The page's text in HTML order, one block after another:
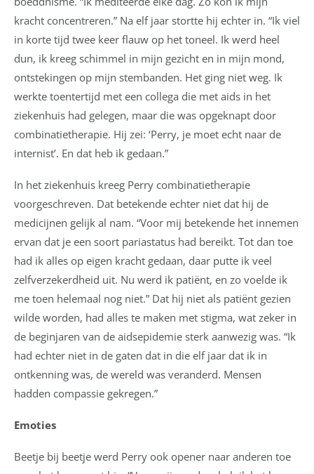
kracht concentreren.” Na elf jaar stortte hij echter in. “Ik viel
in korte tijd twee keer flauw op het toneel. Ik werd heel
dun, ik kreeg schimmel in mijn gezicht en in mijn mond,
ontstekingen op mijn stembanden. Het ging niet weg. Ik
werkte toentertijd met een collega die met aids in het
ziekenhuis had gelegen, maar die was opgeknapt door
combinatietherapie. Hij zei: ‘Perry, je moet echt naar de
internist’. En dat heb ik gedaan.”
In het ziekenhuis kreeg Perry combinatietherapie
voorgeschreven. Dat betekende echter niet dat hij de
medicijnen gelijk al nam. “Voor mij betekende het innemen
ervan dat je een soort pariastatus had bereikt. Tot dan toe
had ik alles op eigen kracht gedaan, daar putte ik veel
zelfverzekerdheid uit. Nu werd ik patiënt, en zo voelde ik
me toen helemaal nog niet.” Dat hij niet als patiënt gezien
wilde worden, had alles te maken met stigma, wat zeker in
de beginjaren van de aidsepidemie sterk aanwezig was. “Ik
had echter niet in de gaten dat in die elf jaar dat ik in
ontkenning was, de wereld was veranderd. Mensen
hadden compassie gekregen.”
Emoties
Beetje bij beetje werd Perry ook opener naar anderen toe